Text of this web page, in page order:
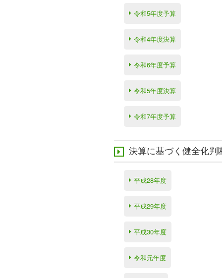
令和5年度予算
令和4年度決算
令和6年度予算
令和5年度決算
令和7年度予算
決算に基づく健全化
平成28年度
平成29年度
平成30年度
令和元年度